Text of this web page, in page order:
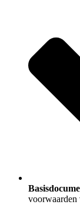
voorwaarden